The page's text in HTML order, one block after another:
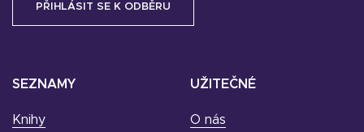
SEZNAMY
Knihy
UŽITEČNÉ
O nás